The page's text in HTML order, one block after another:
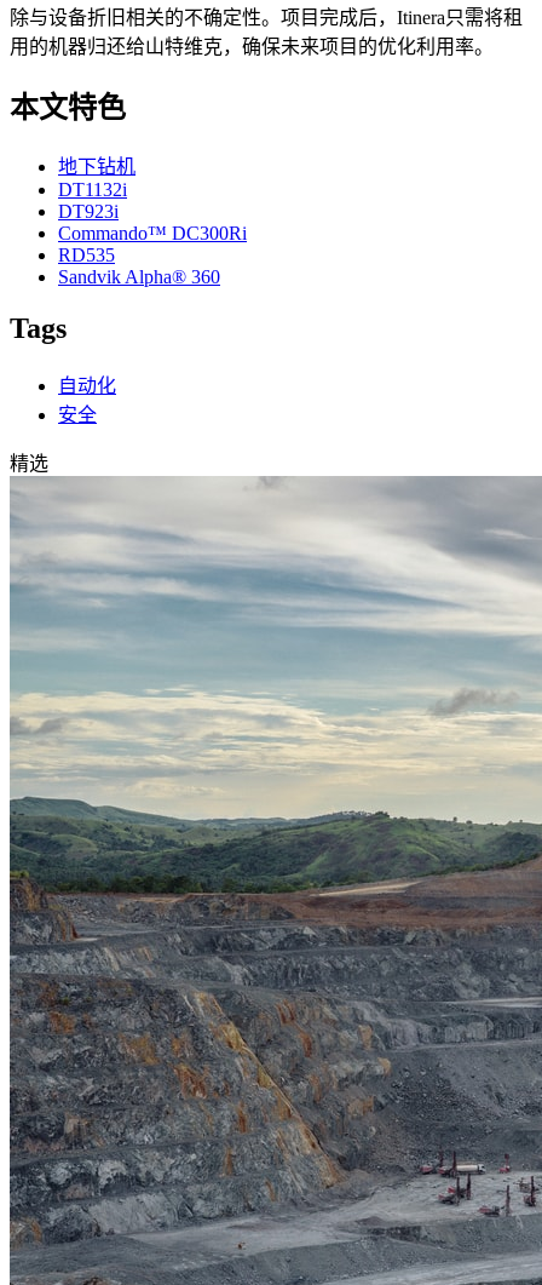
除与设备折旧相关的不确定性。项目完成后，Itinera只需将租
用的机器归还给山特维克，确保未来项目的优化利用率。
本文特色
地下钻机
DT1132i
DT923i
Commando™ DC300Ri
RD535
Sandvik Alpha® 360
Tags
自动化
安全
精选